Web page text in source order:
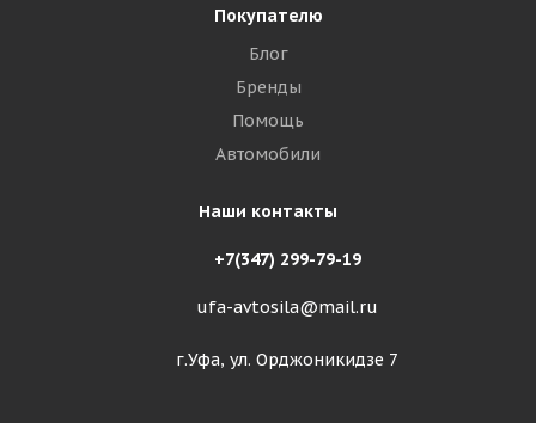
Покупателю
Блог
Бренды
Помощь
Автомобили
Наши контакты
+7(347) 299-79-19
ufa-avtosila@mail.ru
г.Уфа, ул. Орджоникидзе 7